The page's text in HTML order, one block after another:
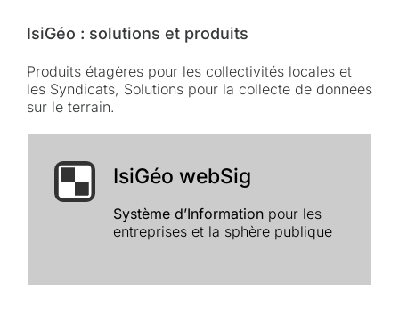
IsiGéo : solutions et produits
Produits étagères pour les collectivités locales et
les Syndicats, Solutions pour la collecte de données
sur le terrain.
IsiGéo webSig
Système d’Information pour les
entreprises et la sphère publique